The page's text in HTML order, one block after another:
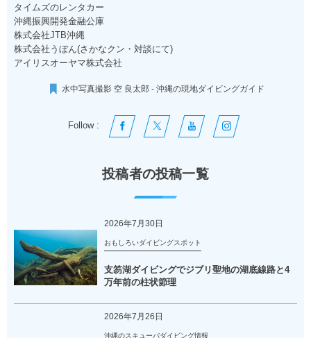
タイムズのレンタカー
沖縄振興開発金融公庫
株式会社JTB沖縄
株式会社うぼん(さかなクン・対談にて)
アイリスオーヤマ株式会社
水中写真撮影 空 良太郎 - 沖縄の現地ダイビングガイド
Follow :
投稿者の投稿一覧
2026年7月30日
おもしろいダイビングスポット
支笏湖ダイビングでジブリ聖地の湖底線路と4
万年前の柱状節理
2026年7月26日
沖縄のスキューバダイビング情報